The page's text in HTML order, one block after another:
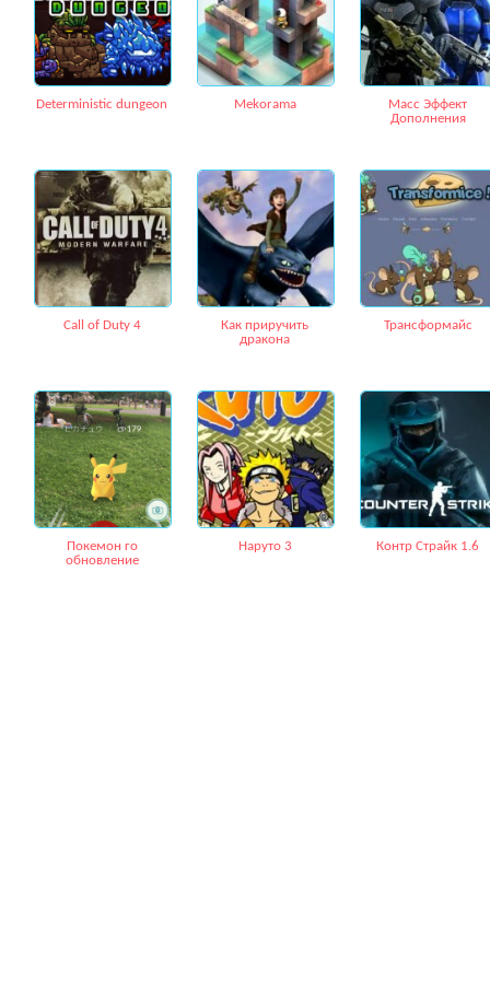
Deterministic dungeon Mekorama
Масс Эффект
Дополнения
Call of Duty 4
Как приручить
дракона
Трансформайс
Покемон го
обновление
Наруто 3 Контр Страйк 1.6